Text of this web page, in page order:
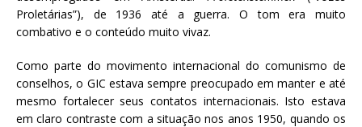
Proletárias”), de 1936 até a guerra. O tom era muito
combativo e o conteúdo muito vivaz.
Como parte do movimento internacional do comunismo de
conselhos, o GIC estava sempre preocupado em manter e até
mesmo fortalecer seus contatos internacionais. Isto estava
em claro contraste com a situação nos anos 1950, quando os